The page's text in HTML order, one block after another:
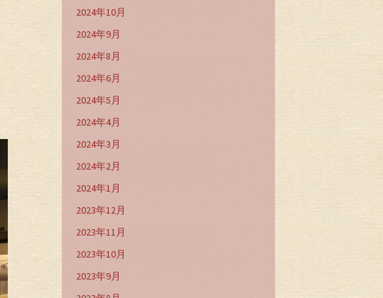
2024年10月
2024年9月
2024年8月
2024年6月
2024年5月
2024年4月
2024年3月
2024年2月
2024年1月
2023年12月
2023年11月
2023年10月
2023年9月